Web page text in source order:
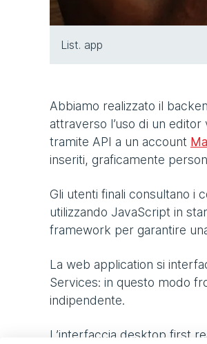
List. app
Abbiamo realizzato il
attraverso l’uso di un
tramite API a un account
inseriti, graficamente
Gli utenti finali consultano i
utilizzando JavaScript in
framework per garantire
La web application si
Services: in questo modo
indipendente.
L’interfaccia desktop first